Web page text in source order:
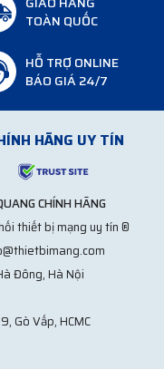
TOÀN QUỐC
HỖ TRỢ ONLINE
BÁO GIÁ 24/7
HÃNG UY TÍN
CHÍNH HÃNG
thiết bị mạng uy tín ®
Đông, Hà Nội
Gò Vấp, HCMC